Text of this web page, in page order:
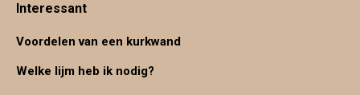
Interessant
Voordelen van een kurkwand
Welke lijm heb ik nodig?